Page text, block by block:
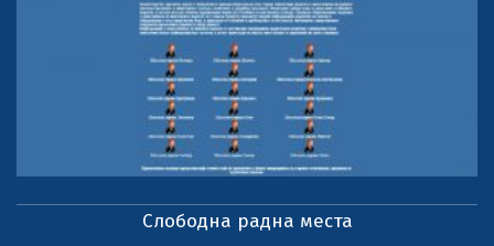
Слободна радна места